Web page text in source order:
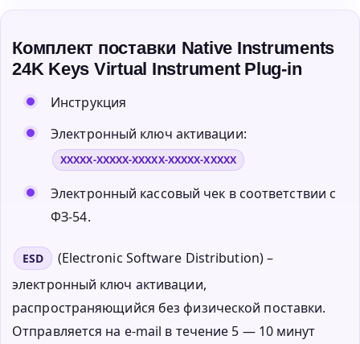
Комплект поставки Native Instruments
24K Keys Virtual Instrument Plug-in
Инструкция
Электронный ключ активации:
XXXXX-XXXXX-XXXXX-XXXXX-XXXXX
Электронный кассовый чек в соответствии с
ФЗ-54.
ESD
(Electronic Software Distribution) –
электронный ключ активации,
распространяющийся без физической поставки.
Отправляется на e-mail в течение 5 — 10 минут